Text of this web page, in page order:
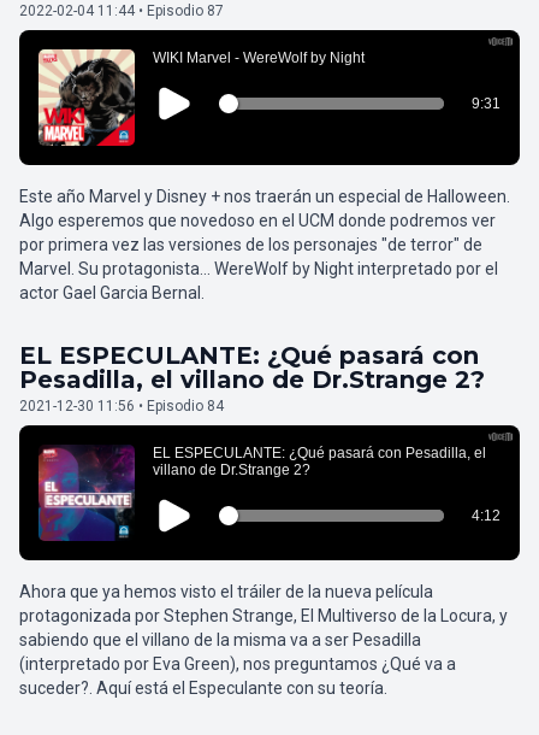
2022-02-04 11:44 • Episodio 87
Este año Marvel y Disney + nos traerán un especial de Halloween.
Algo esperemos que novedoso en el UCM donde podremos ver
por primera vez las versiones de los personajes "de terror" de
Marvel. Su protagonista... WereWolf by Night interpretado por el
actor Gael Garcia Bernal.
EL ESPECULANTE: ¿Qué pasará con
Pesadilla, el villano de Dr.Strange 2?
2021-12-30 11:56 • Episodio 84
Ahora que ya hemos visto el tráiler de la nueva película
protagonizada por Stephen Strange, El Multiverso de la Locura, y
sabiendo que el villano de la misma va a ser Pesadilla
(interpretado por Eva Green), nos preguntamos ¿Qué va a
suceder?. Aquí está el Especulante con su teoría.